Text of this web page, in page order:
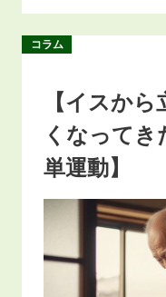
コラム
【イスか
くなって
単運動】